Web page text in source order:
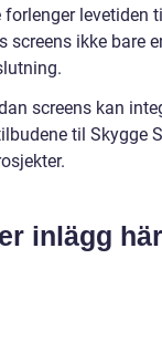
levetiden
ikke bare
screens kan
til Skygge
inlägg här